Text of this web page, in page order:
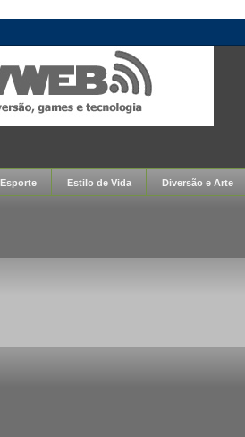
Esporte Estilo de Vida Diversão e Arte